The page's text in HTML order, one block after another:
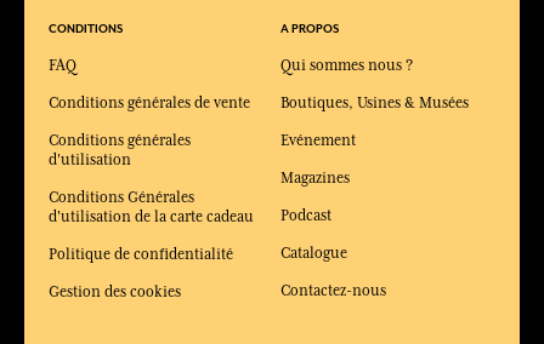
CONDITIONS
FAQ
Conditions générales de vente
Conditions générales
d'utilisation
Conditions Générales
d'utilisation de la carte cadeau
Politique de confidentialité
Gestion des cookies
A PROPOS
Qui sommes nous ?
Boutiques, Usines & Musées
Evénement
Magazines
Podcast
Catalogue
Contactez-nous